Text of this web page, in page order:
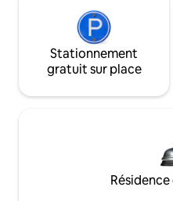
Stationnement
gratuit sur place